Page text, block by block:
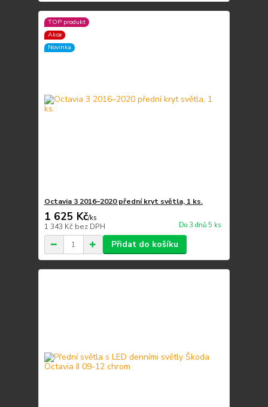
TOP produkt
Akce
Novinka
Octavia 3 2016–2020 přední kryt světla, 1 ks.
1 625 Kč/ks
1 343 Kč bez DPH Do 3 dnů 5 ks
Přidat do košíku